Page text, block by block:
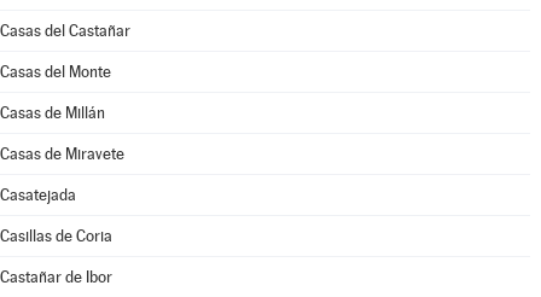
Casas del Castañar
Casas del Monte
Casas de Millán
Casas de Miravete
Casatejada
Casillas de Coria
Castañar de Ibor